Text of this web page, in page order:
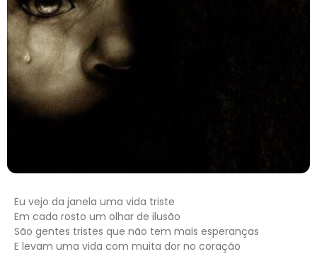
Eu vejo da janela uma vida triste
Em cada rosto um olhar de ilusão
São gentes tristes que não tem mais esperanças
E levam uma vida com muita dor no coração